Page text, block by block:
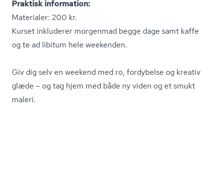
Praktisk information:
Materialer: 200 kr.
Kurset inkluderer morgenmad begge dage samt kaffe
og te ad libitum hele weekenden.
Giv dig selv en weekend med ro, fordybelse og kreativ
glæde – og tag hjem med både ny viden og et smukt
maleri.